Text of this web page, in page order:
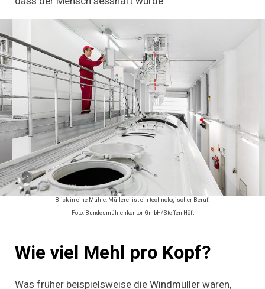
Blick in eine Mühle: Müllerei ist ein technologischer Beruf.
Foto: Bundesmühlenkontor GmbH/Steffen Höft
Wie viel Mehl pro Kopf?
Was früher beispielsweise die Windmüller waren,